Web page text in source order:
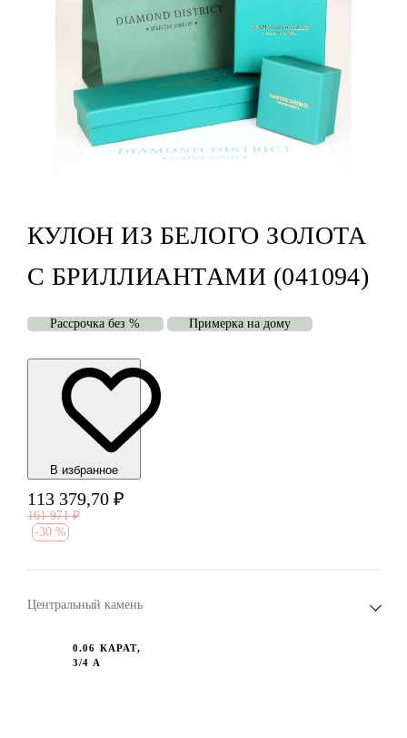
КУЛОН ИЗ БЕЛОГО ЗОЛОТА
С БРИЛЛИАНТАМИ (041094)
Рассрочка без % Примерка на дому
В избранноe
113 379,70 ₽
161 971 ₽
-30 %
Центральный камень
0.06 КАРАТ,
3/4 А